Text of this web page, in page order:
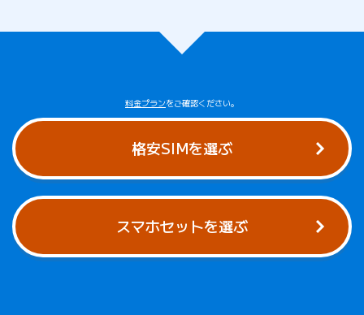
料金プランをご確認ください。
格安SIMを選ぶ
スマホセットを選ぶ